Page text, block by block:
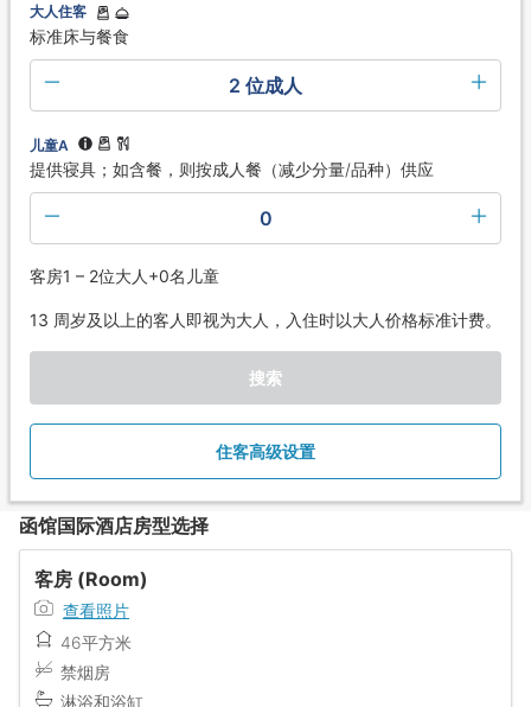
大人住客
标准床与餐食
2 位成人
儿童A
提供寝具；如含餐，则按成人餐（减少分量/品种）供应
0
客房1 – 2位大人+0名儿童
13 周岁及以上的客人即视为大人，入住时以大人价格标准计费。
搜索
住客高级设置
函馆国际酒店房型选择
客房 (Room)
查看照片
46平方米
禁烟房
淋浴和浴缸